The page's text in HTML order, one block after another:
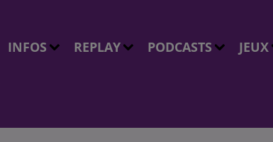
INFOS REPLAY PODCASTS JEUX